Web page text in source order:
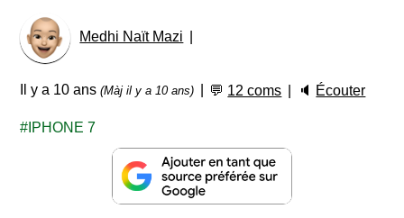
Medhi Naït Mazi
Il y a 10 ans(Màj il y a 10 ans) 💬 12 coms 🔈 Écouter
IPHONE 7